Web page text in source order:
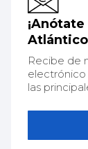
Recibe de
electrónico
las